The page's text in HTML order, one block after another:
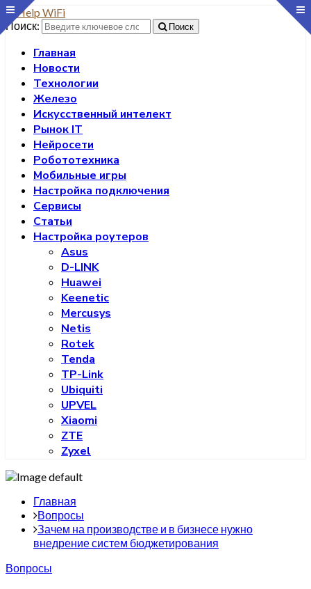
Поиск: Поиск
Главная
Новости
Технологии
Железо
Искусственный интелект
Рынок IT
Нейросети
Робототехника
Мобильные игры
Настройка подключения
Сервисы
Статьи
Настройка роутеров
Asus
D-LINK
Huawei
Keenetic
Mercusys
Netis
Rotek
Tenda
TP-Link
Ubiquiti
UPVEL
Xiaomi
ZTE
Zyxel
Главная
Вопросы
Зачем на производстве и в бизнесе нужно
внедрение систем бюджетирования
Вопросы